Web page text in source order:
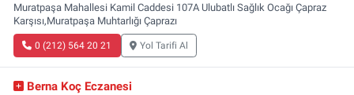
Muratpaşa Mahallesi Kamil Caddesi 107A Ulubatlı Sağlık Ocağı Çapraz
Karşısı,Muratpaşa Muhtarlığı Çaprazı
0 (212) 564 20 21 Yol Tarifi Al
Berna Koç Eczanesi